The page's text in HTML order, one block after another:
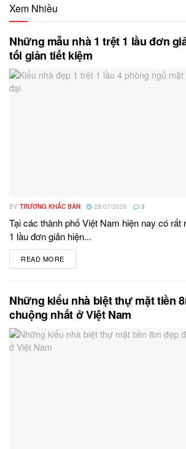
Xem Nhiều
Những mẫu nhà 1 trệt 1 lầu đơn
tối giản tiết kiệm
BY TRƯƠNG KHẮC BẢN 28/07/2026 3
Tại các thành phố Việt Nam hiện nay có rất
1 lầu đơn giản hiện...
READ MORE
Những kiểu nhà biệt thự mặt tiền
chuộng nhất ở Việt Nam